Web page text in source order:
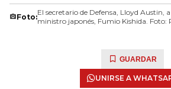
Foto:El secretario de Defensa, Lloyd Austin,
ministro japonés, Fumio Kishida. Foto:
GUARDAR
UNIRSE A